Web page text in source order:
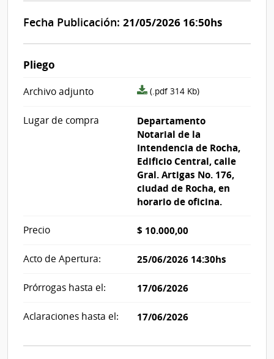
Fecha Publicación: 21/05/2026 16:50hs
Pliego
Archivo adjunto
archivo
(.pdf 314 Kb)
Lugar de compra
Departamento
Notarial de la
Intendencia de Rocha,
Edificio Central, calle
Gral. Artigas No. 176,
ciudad de Rocha, en
horario de oficina.
Precio $ 10.000,00
Acto de Apertura: 25/06/2026 14:30hs
Prórrogas hasta el: 17/06/2026
Aclaraciones hasta el: 17/06/2026